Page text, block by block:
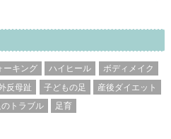
ーキング ハイヒール
ボディメイク
反母趾 子どもの足
産後ダイエット
のトラブル
足育